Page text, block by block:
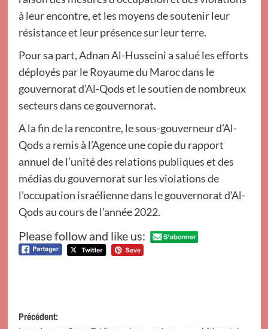
à leur encontre, et les moyens de soutenir leur
résistance et leur présence sur leur terre.
Pour sa part, Adnan Al-Husseini a salué les efforts
déployés par le Royaume du Maroc dans le
gouvernorat d’Al-Qods et le soutien de nombreux
secteurs dans ce gouvernorat.
A la fin de la rencontre, le sous-gouverneur d’Al-
Qods a remis à l’Agence une copie du rapport
annuel de l’unité des relations publiques et des
médias du gouvernorat sur les violations de
l’occupation israélienne dans le gouvernorat d’Al-
Qods au cours de l’année 2022.
Please follow and like us:
Navigation
Précédent: